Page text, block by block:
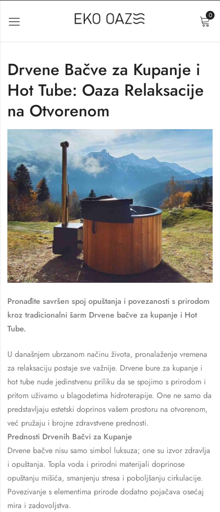
0
Drvene Bačve za Kupanje i
Hot Tube: Oaza Relaksacije
na Otvorenom
Pronađite savršen spoj opuštanja i povezanosti s prirodom
kroz tradicionalni šarm Drvene bačve za kupanje i Hot
Tube.
U današnjem ubrzanom načinu života, pronalaženje vremena
za relaksaciju postaje sve važnije. Drvene bure za kupanje i
hot tube nude jedinstvenu priliku da se spojimo s prirodom i
pritom uživamo u blagodetima hidroterapije. One ne samo da
predstavljaju estetski doprinos vašem prostoru na otvorenom,
već pružaju i brojne zdravstvene prednosti.
Prednosti Drvenih Bačvi za Kupanje
Drvene bačve nisu samo simbol luksuza; one su izvor zdravlja
i opuštanja. Topla voda i prirodni materijali doprinose
opuštanju mišića, smanjenju stresa i poboljšanju cirkulacije.
Povezivanje s elementima prirode dodatno pojačava osećaj
mira i zadovoljstva.